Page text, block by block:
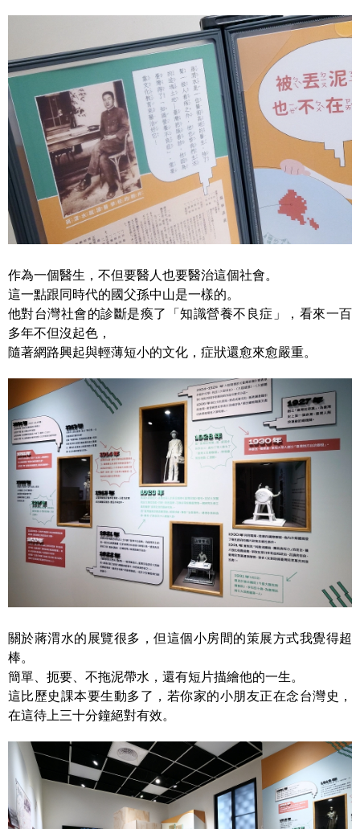
作為一個醫生，不但要醫人也要醫治這個社會。
這一點跟同時代的國父孫中山是一樣的。
他對台灣社會的診斷是瘓了「知識營養不良症」，看來一百
多年不但沒起色，
隨著網路興起與輕薄短小的文化，症狀還愈來愈嚴重。
關於蔣渭水的展覽很多，但這個小房間的策展方式我覺得超
棒。
簡單、扼要、不拖泥帶水，還有短片描繪他的一生。
這比歷史課本要生動多了，若你家的小朋友正在念台灣史，
在這待上三十分鐘絕對有效。